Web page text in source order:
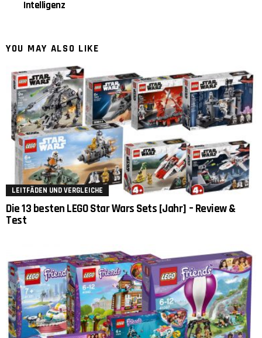
Intelligenz
YOU MAY ALSO LIKE
LEITFÄDEN UND VERGLEICHE
Die 13 besten LEGO Star Wars Sets [Jahr] – Review &
Test